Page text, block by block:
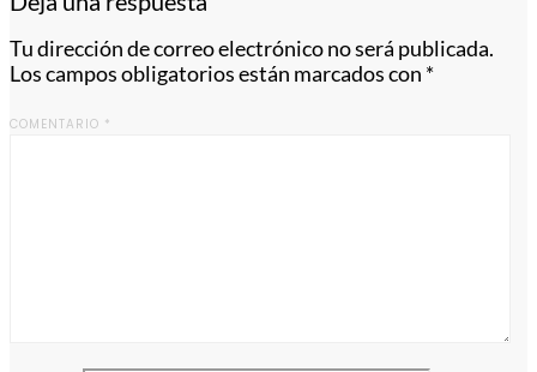
Tu dirección de correo electrónico no será publicada.
Los campos obligatorios están marcados con *
COMENTARIO *